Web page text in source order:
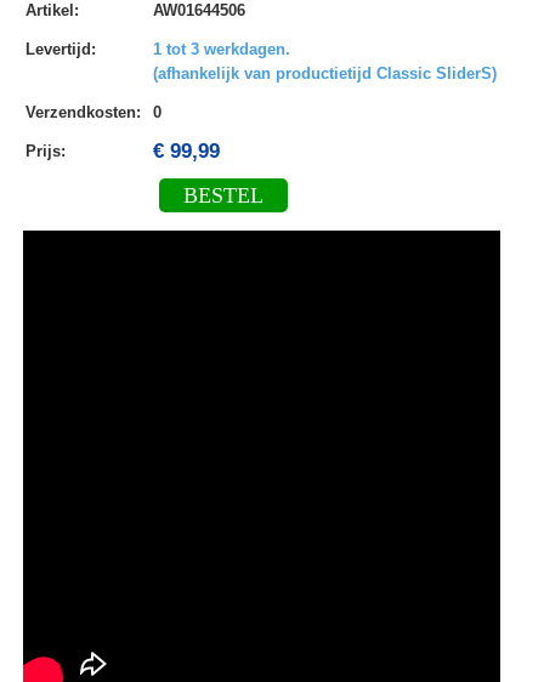
Artikel : AW01644506
Levertijd :
1 tot 3 werkdagen.
(afhankelijk van productietijd Classic SliderS)
Verzendkosten: 0
Prijs: € 99,99
BESTEL